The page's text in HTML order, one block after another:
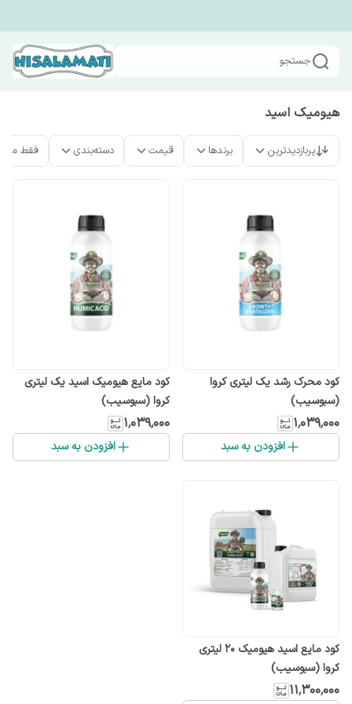
جستجو
هیومیک اسید
پربازدیدترین برندها قیمت دسته‌بندی فقط
کود محرک رشد یک لیتری کروا
(سبوسیب)
۱٬۰۳۹٬۰۰۰
افزودن به سبد
کود مایع هیومیک اسید یک لیتری
کروا (سبوسیب)
۱٬۰۳۹٬۰۰۰
افزودن به سبد
کود مایع اسید هیومیک ۲۰ لیتری
کروا (سبوسیب)
۱۱٬۳۰۰٬۰۰۰